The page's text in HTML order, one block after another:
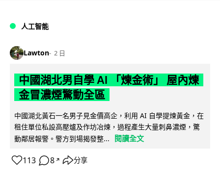
人工智能
Lawton 2 日
中國湖北男自學 AI 「煉金術」 屋內煉
金冒濃煙驚動全區
中國湖北黃石一名男子見金價高企，利用 AI 自學提煉黃金，在
租住單位私設高壓爐及作坊冶煉，過程產生大量刺鼻濃煙，驚
動鄰居報警。警方到場揭發整...
閱讀全文
113 8 ↗ 分享